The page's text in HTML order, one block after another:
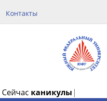
Контакты
Сейчас каникулы |